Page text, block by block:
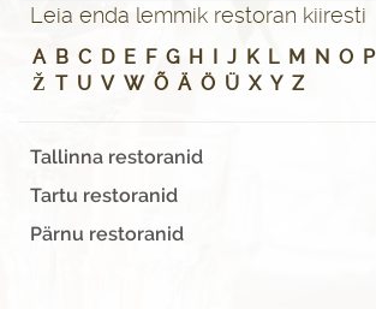
Leia enda lemmik restoran kiiresti
A B C D E F G H J K L M N O P
Ž T U V W Õ Ä Ö Ü X Y Z
Tallinna restoranid
Tartu restoranid
Pärnu restoranid